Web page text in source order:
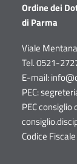
Ordine dei
di Parma
Viale
Tel. 0521-
E-mail:
PEC:
PEC consiglio
Codice